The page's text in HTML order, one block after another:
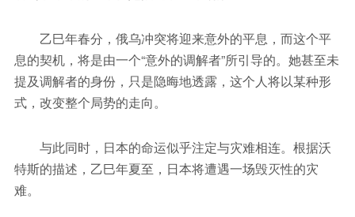
乙巳年春分，俄乌冲突将迎来意外的平息，而这个平
息的契机，将是由一个“意外的调解者”所引导的。她甚至未
提及调解者的身份，只是隐晦地透露，这个人将以某种形
式，改变整个局势的走向。
与此同时，日本的命运似乎注定与灾难相连。根据沃
特斯的描述，乙巳年夏至，日本将遭遇一场毁灭性的灾
难。